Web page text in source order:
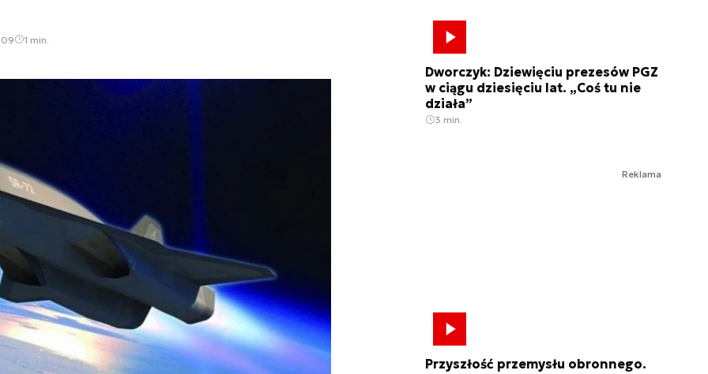
1 min.
Dworczyk: Dziewięciu prezesów PGZ
w ciągu dziesięciu lat. „Coś tu nie
działa”
3 min.
Reklama
Przyszłość przemysłu obronnego.